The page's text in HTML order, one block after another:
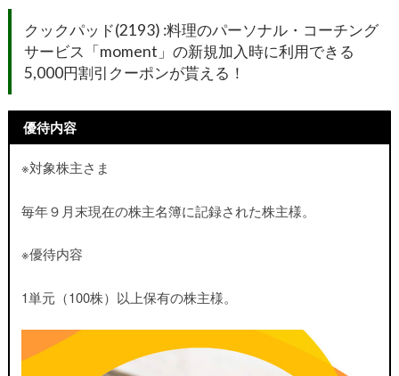
クックパッド(2193) :料理のパーソナル・コーチング
サービス「moment」の新規加入時に利用できる
5,000円割引クーポンが貰える！
優待内容
※対象株主さま
毎年９月末現在の株主名簿に記録された株主様。
※優待内容
1単元（100株）以上保有の株主様。